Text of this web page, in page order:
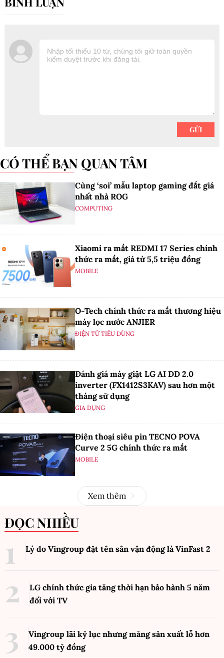
CÓ THỂ BẠN QUAN TÂM
Cùng ‘soi’ mẫu laptop gaming đắt giá
nhất nhà ROG
COMPUTING
Xiaomi ra mắt REDMI 17 Series chính
thức ra mắt, giá từ 5,5 triệu đồng
MOBILE
O-Tech chính thức ra mắt thương hiệu
máy lọc nước ANJIER
ĐIỆN TỬ TIÊU DÙNG
Đánh giá máy giặt LG AI DD 2.0
inverter (FX1412S3KAV) sau hơn một
tháng sử dụng
GIA DỤNG
Điện thoại siêu pin TECNO POVA
Curve 2 5G chính thức ra mắt
MOBILE
Xem thêm
ĐỌC NHIỀU
Lý do Vingroup đặt tên sân vận động là VinFast 2
LG chính thức gia tăng thời hạn bảo hành 5 năm
đối với TV
Vingroup lãi kỷ lục nhưng mảng sản xuất lỗ hơn
49.000 tỷ đồng